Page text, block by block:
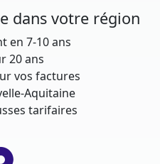
dans votre région
en 7-10 ans
20 ans
vos factures
Aquitaine
tarifaires